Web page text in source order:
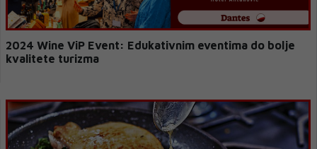
2024 Wine ViP Event: Edukativnim eventima do bolje
kvalitete turizma